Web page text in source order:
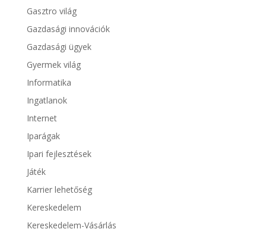
Gasztro világ
Gazdasági innovációk
Gazdasági ügyek
Gyermek világ
Informatika
Ingatlanok
Internet
Iparágak
Ipari fejlesztések
Játék
Karrier lehetőség
Kereskedelem
Kereskedelem-Vásárlás